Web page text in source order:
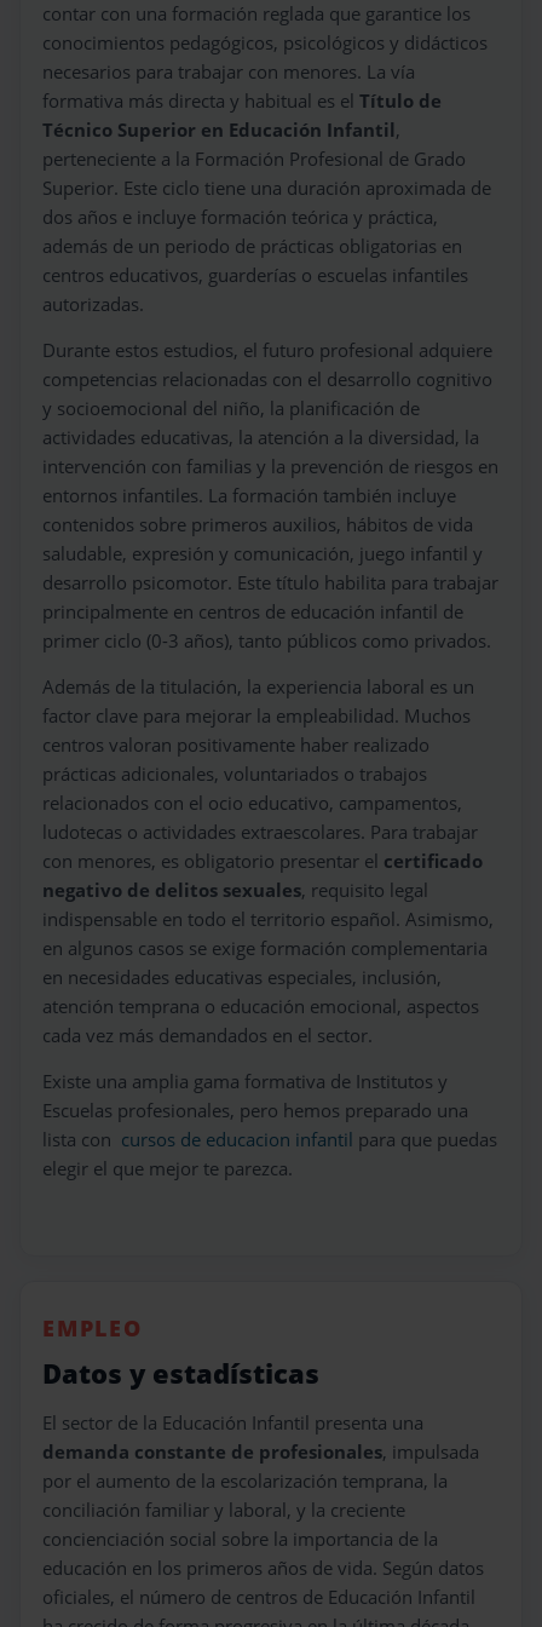
contar con una formación reglada que garantice los
conocimientos pedagógicos, psicológicos y didácticos
necesarios para trabajar con menores. La vía
formativa más directa y habitual es el Título de
Técnico Superior en Educación Infantil,
perteneciente a la Formación Profesional de Grado
Superior. Este ciclo tiene una duración aproximada de
dos años e incluye formación teórica y práctica,
además de un periodo de prácticas obligatorias en
centros educativos, guarderías o escuelas infantiles
autorizadas.
Durante estos estudios, el futuro profesional adquiere
competencias relacionadas con el desarrollo cognitivo
y socioemocional del niño, la planificación de
actividades educativas, la atención a la diversidad, la
intervención con familias y la prevención de riesgos en
entornos infantiles. La formación también incluye
contenidos sobre primeros auxilios, hábitos de vida
saludable, expresión y comunicación, juego infantil y
desarrollo psicomotor. Este título habilita para trabajar
principalmente en centros de educación infantil de
primer ciclo (0-3 años), tanto públicos como privados.
Además de la titulación, la experiencia laboral es un
factor clave para mejorar la empleabilidad. Muchos
centros valoran positivamente haber realizado
prácticas adicionales, voluntariados o trabajos
relacionados con el ocio educativo, campamentos,
ludotecas o actividades extraescolares. Para trabajar
con menores, es obligatorio presentar el certificado
negativo de delitos sexuales, requisito legal
indispensable en todo el territorio español. Asimismo,
en algunos casos se exige formación complementaria
en necesidades educativas especiales, inclusión,
atención temprana o educación emocional, aspectos
cada vez más demandados en el sector.
Existe una amplia gama formativa de Institutos y
Escuelas profesionales, pero hemos preparado una
lista con cursos de educacion infantil para que puedas
elegir el que mejor te parezca.
EMPLEO
Datos y estadísticas
El sector de la Educación Infantil presenta una
demanda constante de profesionales, impulsada
por el aumento de la escolarización temprana, la
conciliación familiar y laboral, y la creciente
concienciación social sobre la importancia de la
educación en los primeros años de vida. Según datos
oficiales, el número de centros de Educación Infantil